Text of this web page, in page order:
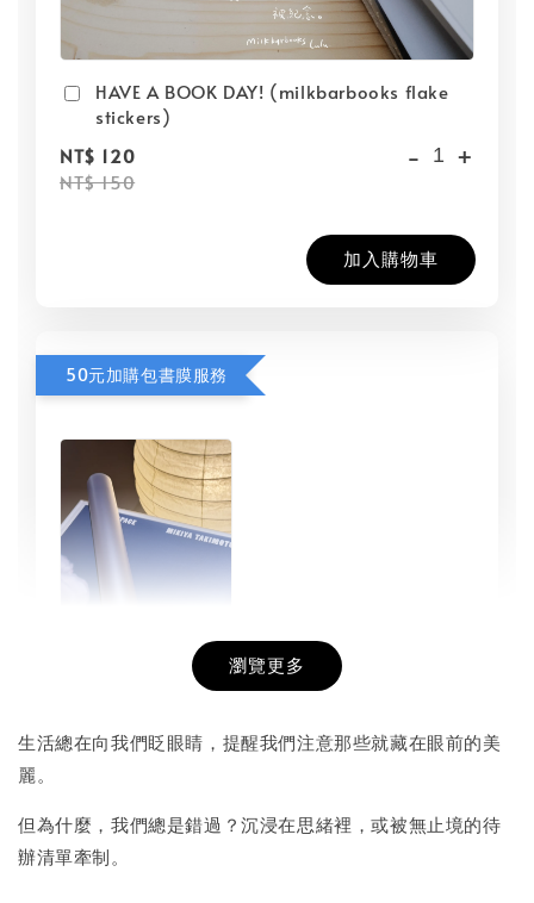
HAVE A BOOK DAY! (milkbarbooks flake
stickers)
NT$ 120
NT$ 150
- +
加入購物車
50元加購包書膜服務
書本包膜服務
NT$ 50
- +
加入購物車
瀏覽更多
生活總在向我們眨眼睛，提醒我們注意那些就藏在眼前的美
麗。
但為什麼，我們總是錯過？沉浸在思緒裡，或被無止境的待
辦清單牽制。